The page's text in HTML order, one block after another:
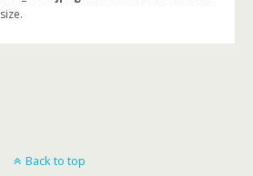
size.
Back to top